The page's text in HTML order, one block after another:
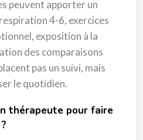
peuvent apporter un
4-6, exercices
exposition à la
des comparaisons
pas un suivi, mais
le quotidien.
thérapeute pour faire